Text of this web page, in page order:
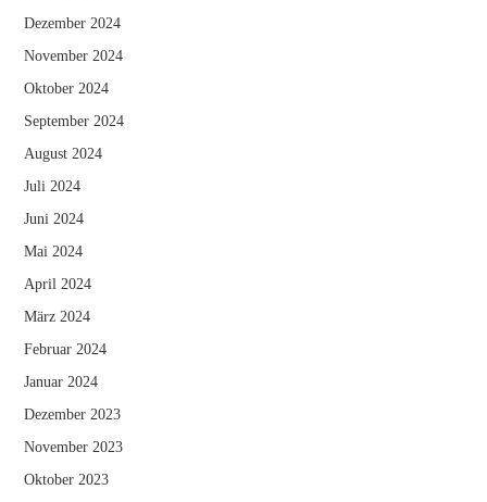
Dezember 2024
November 2024
Oktober 2024
September 2024
August 2024
Juli 2024
Juni 2024
Mai 2024
April 2024
März 2024
Februar 2024
Januar 2024
Dezember 2023
November 2023
Oktober 2023